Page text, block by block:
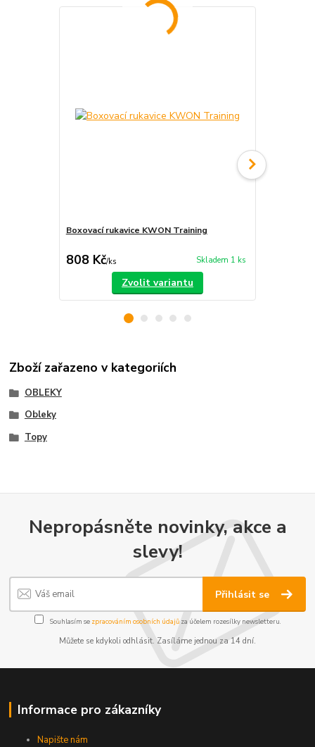
Boxovací rukavice KWON Training
808 Kč/ks Skladem 1 ks
Zvolit variantu
Zboží zařazeno v kategoriích
OBLEKY
Obleky
Topy
Nepropásněte novinky, akce a
slevy!
Přihlásit se
Souhlasím se zpracováním osobních údajůza účelem rozesílky newsletteru.
Můžete se kdykoli odhlásit. Zasíláme jednou za 14 dní.
Informace pro zákazníky
Napište nám